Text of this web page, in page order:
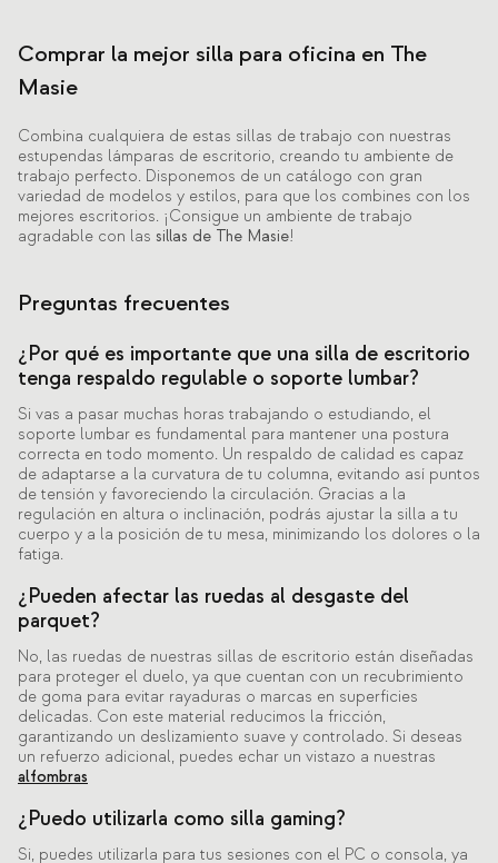
Comprar la mejor silla para oficina en The
Masie
Combina cualquiera de estas sillas de trabajo con nuestras
estupendas lámparas de escritorio, creando tu ambiente de
trabajo perfecto. Disponemos de un catálogo con gran
variedad de modelos y estilos, para que los combines con los
mejores escritorios. ¡Consigue un ambiente de trabajo
agradable con las sillas de The Masie!
Preguntas frecuentes
¿Por qué es importante que una silla de escritorio
tenga respaldo regulable o soporte lumbar?
Si vas a pasar muchas horas trabajando o estudiando, el
soporte lumbar es fundamental para mantener una postura
correcta en todo momento. Un respaldo de calidad es capaz
de adaptarse a la curvatura de tu columna, evitando así puntos
de tensión y favoreciendo la circulación. Gracias a la
regulación en altura o inclinación, podrás ajustar la silla a tu
cuerpo y a la posición de tu mesa, minimizando los dolores o la
fatiga.
¿Pueden afectar las ruedas al desgaste del
parquet?
No, las ruedas de nuestras sillas de escritorio están diseñadas
para proteger el duelo, ya que cuentan con un recubrimiento
de goma para evitar rayaduras o marcas en superficies
delicadas. Con este material reducimos la fricción,
garantizando un deslizamiento suave y controlado. Si deseas
un refuerzo adicional, puedes echar un vistazo a nuestras
alfombras
¿Puedo utilizarla como silla gaming?
Si, puedes utilizarla para tus sesiones con el PC o consola, ya